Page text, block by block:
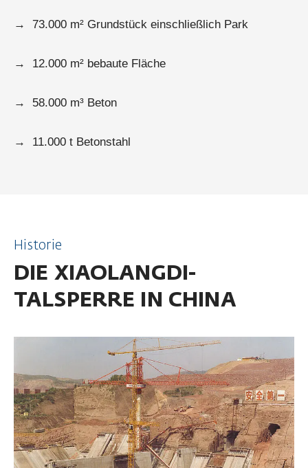
→ 73.000 m² Grundstück einschließlich Park
→ 12.000 m² bebaute Fläche
→ 58.000 m³ Beton
→ 11.000 t Betonstahl
Historie
DIE XIAOLANGDI-
TALSPERRE IN CHINA